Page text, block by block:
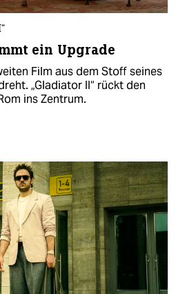
ein Upgrade
Film aus dem Stoff seines
„Gladiator II“ rückt den
ins Zentrum.